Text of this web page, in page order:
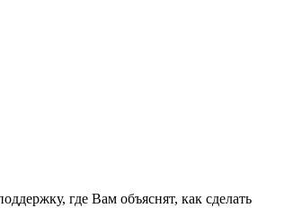
где Вам объяснят, как сделать